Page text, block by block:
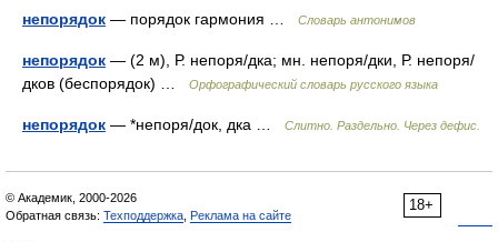
непорядок — порядок гармония … Словарь антонимов
непорядок — (2 м), Р. непоря/дка; мн. непоря/дки, Р. непоря/
дков (беспорядок) …
Орфографический словарь русского языка
непорядок — *непоря/док, дка … Слитно. Раздельно. Через дефис.
18+
© Академик, 2000-2026
Обратная связь: Техподдержка Реклама на сайте